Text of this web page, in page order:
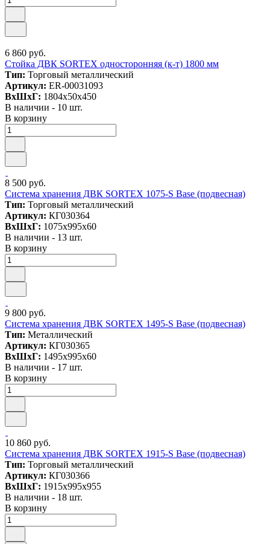
6 860 руб.
Стойка ДВК SORTEX односторонняя (к-т) 1800 мм
Тип: Торговый металлический
Артикул: ER-00031093
ВxШxГ: 1804x50x450
В наличии - 10 шт.
В корзину
8 500 руб.
Система хранения ДВК SORTEX 1075-S Base (подвесная)
Тип: Торговый металлический
Артикул: КГ030364
ВxШxГ: 1075x995x60
В наличии - 13 шт.
В корзину
9 800 руб.
Система хранения ДВК SORTEX 1495-S Base (подвесная)
Тип: Металлический
Артикул: КГ030365
ВxШxГ: 1495x995x60
В наличии - 17 шт.
В корзину
10 860 руб.
Система хранения ДВК SORTEX 1915-S Base (подвесная)
Тип: Торговый металлический
Артикул: КГ030366
ВxШxГ: 1915x995x955
В наличии - 18 шт.
В корзину